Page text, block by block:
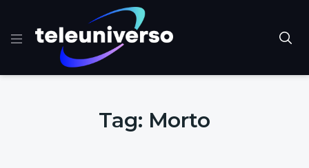
Tag: Morto